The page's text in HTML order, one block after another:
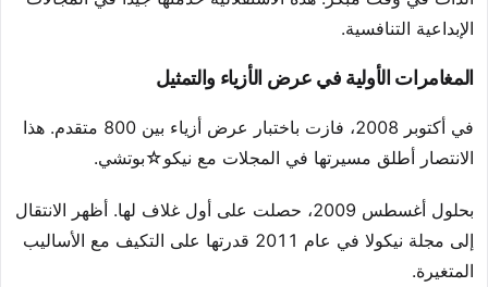
الإبداعية التنافسية.
المغامرات الأولية في عرض الأزياء والتمثيل
في أكتوبر 2008، فازت باختبار عرض أزياء بين 800 متقدم. هذا
الانتصار أطلق مسيرتها في المجلات مع نيكو☆بوتشي.
بحلول أغسطس 2009، حصلت على أول غلاف لها. أظهر الانتقال
إلى مجلة نيكولا في عام 2011 قدرتها على التكيف مع الأساليب
المتغيرة.